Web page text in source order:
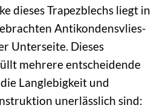
dieses Trapezblechs liegt in
Antikondensvlies-
Unterseite. Dieses
mehrere entscheidende
Langlebigkeit und
unerlässlich sind: